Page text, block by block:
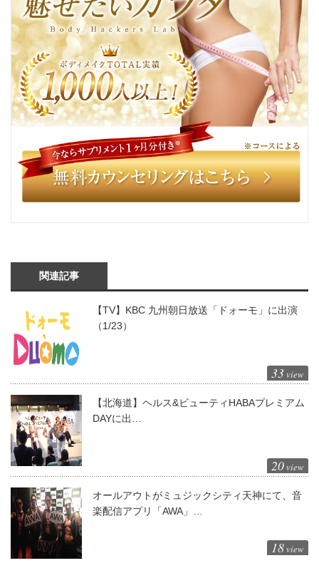
関連記事
【TV】KBC 九州朝日放送「ドォーモ」に出演
（1/23）
33 view
【北海道】ヘルス&ビューティHABAプレミアム
DAYに出…
20 view
オールアウトがミュジックシティ天神にて、音
楽配信アプリ「AWA」…
18 view